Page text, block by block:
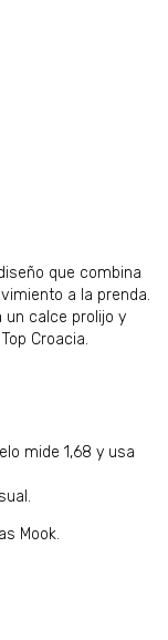
que combina
a la prenda.
un calce prolijo y
Croacia.
mide 1,68 y usa
Mook.